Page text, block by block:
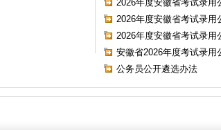
2026年度安徽省考试录用
2026年度安徽省考试录用
2026年度安徽省考试录用
安徽省2026年度考试录用
公务员公开遴选办法